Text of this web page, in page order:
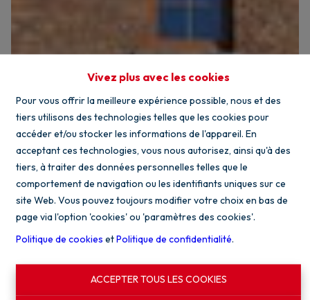
Vivez plus avec les cookies
Pour vous offrir la meilleure expérience possible, nous et des
tiers utilisons des technologies telles que les cookies pour
accéder et/ou stocker les informations de l'appareil. En
acceptant ces technologies, vous nous autorisez, ainsi qu'à des
tiers, à traiter des données personnelles telles que le
comportement de navigation ou les identifiants uniques sur ce
site Web. Vous pouvez toujours modifier votre choix en bas de
page via l'option 'cookies' ou 'paramètres des cookies'.
Politique de cookies etPolitique de confidentialité.
ACCEPTER TOUS LES COOKIES